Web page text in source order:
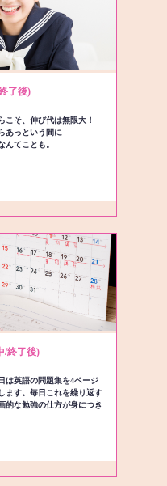
了後)
こそ、伸び代は無限大！
あっという間に
んてことも。
/終了後)
は英語の問題集を4ページ
ます。毎日これを繰り返す
的な勉強の仕方が身につき